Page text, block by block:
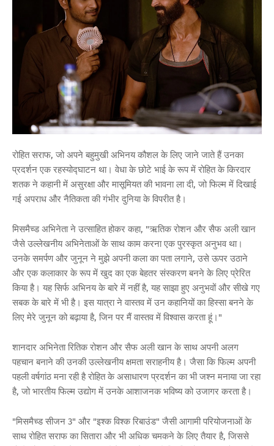
रोहित सराफ, जो अपने बहुमुखी अभिनय कौशल के लिए जाने जाते हैं उनका
प्रदर्शन एक रहस्योद्घाटन था। वेधा के छोटे भाई के रूप में रोहित के किरदार
शतक ने कहानी में असुरक्षा और मासूमियत की भावना ला दी, जो फिल्म में दिखाई
गई अपराध और नैतिकता की गंभीर दुनिया के विपरीत है।
मिसमैच्ड अभिनेता ने उत्साहित होकर कहा, "ऋतिक रोशन और सैफ अली खान
जैसे उल्लेखनीय अभिनेताओं के साथ काम करना एक पुरस्कृत अनुभव था।
उनके समर्पण और जुनून ने मुझे अपनी कला का पता लगाने, उसे ऊपर उठाने
और एक कलाकार के रूप में खुद का एक बेहतर संस्करण बनने के लिए प्रेरित
किया है। यह सिर्फ अभिनय के बारे में नहीं है, यह साझा हुए अनुभवों और सीखे गए
सबक के बारे में भी है। इस यात्रा ने वास्तव में उन कहानियों का हिस्सा बनने के
लिए मेरे जुनून को बढ़ाया है, जिन पर मैं वास्तव में विश्वास करता हूं।"
शानदार अभिनेता रितिक रोशन और सैफ अली खान के साथ अपनी अलग
पहचान बनाने की उनकी उल्लेखनीय क्षमता सराहनीय है। जैसा कि फिल्म अपनी
पहली वर्षगांठ मना रही है रोहित के असाधारण प्रदर्शन का भी जश्न मनाया जा रहा
है, जो भारतीय फिल्म उद्योग में उनके आशाजनक भविष्य को उजागर करता है।
"मिसमैच्ड सीजन 3" और "इश्क विश्क रिबाउंड" जैसी आगामी परियोजनाओं के
साथ रोहित सराफ का सितारा और भी अधिक चमकने के लिए तैयार है, जिससे